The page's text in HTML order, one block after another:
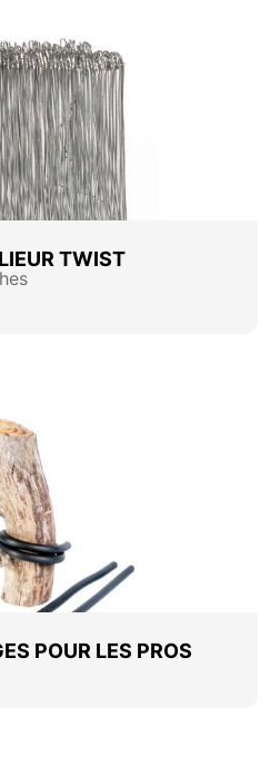
TWIST
POUR LES PROS